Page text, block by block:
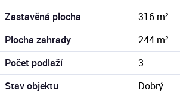
Zastavěná plocha
316 m²
Plocha zahrady
244 m²
Počet podlaží
3
Stav objektu
Dobrý